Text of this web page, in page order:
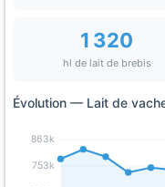
1 320
hl de lait de brebis
Évolution — Lait de
753k
863k